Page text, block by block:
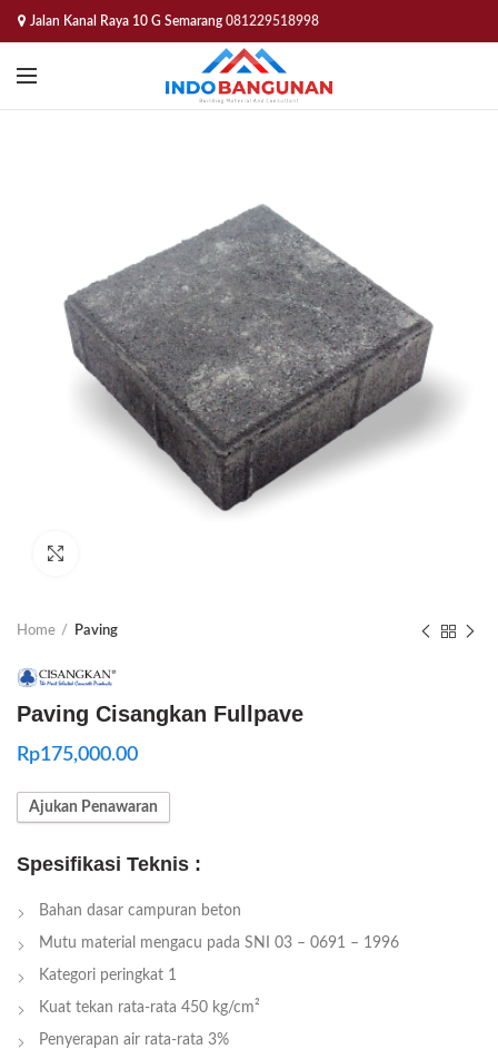
Jalan Kanal Raya 10 G Semarang 081229518998
Home Paving
Paving Cisangkan Fullpave
Rp175,000.00
Ajukan Penawaran
Spesifikasi Teknis :
Bahan dasar campuran beton
Mutu material mengacu pada SNI 03 – 0691 – 1996
Kategori peringkat 1
Kuat tekan rata-rata 450 kg/cm²
Penyerapan air rata-rata 3%